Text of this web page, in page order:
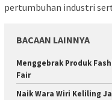
pertumbuhan industri
BACAAN LAINNYA
Menggebrak Produk
Fair
Naik Wara Wiri Keliling